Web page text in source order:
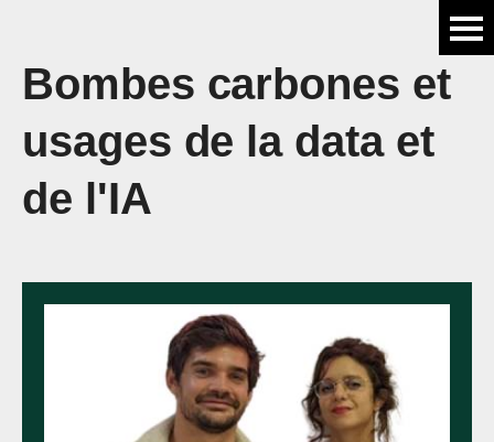
Bombes carbones et
usages de la data et
de l'IA